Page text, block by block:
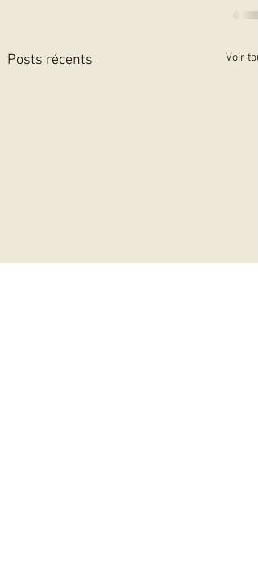
Posts récents Voir tout